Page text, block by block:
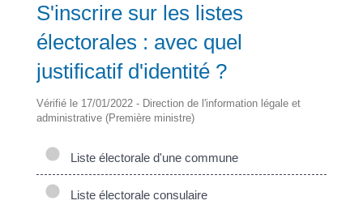
S'inscrire sur les listes
électorales : avec quel
justificatif d'identité ?
Vérifié le 17/01/2022 - Direction de l'information légale et
administrative (Première ministre)
Liste électorale d'une commune
Liste électorale consulaire